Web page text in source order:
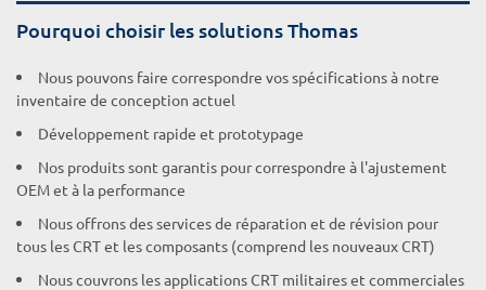
Pourquoi choisir les solutions Thomas
Nous pouvons faire correspondre vos spécifications à notre
inventaire de conception actuel
Développement rapide et prototypage
Nos produits sont garantis pour correspondre à l'ajustement
OEM et à la performance
Nous offrons des services de réparation et de révision pour
tous les CRT et les composants (comprend les nouveaux CRT)
Nous couvrons les applications CRT militaires et commerciales